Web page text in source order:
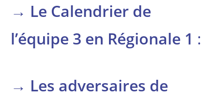
→ Le Calendrier de
l’équipe 3 en Régionale 1 :
→ Les adversaires de